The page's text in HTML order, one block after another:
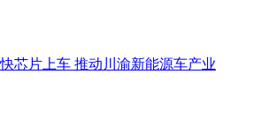
芯片上车 推动川渝新能源车产业